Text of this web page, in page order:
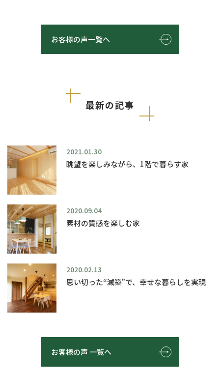
お客様の声一覧へ
最新の記事
2021.01.30
眺望を楽しみながら、1階で暮らす家
2020.09.04
素材の質感を楽しむ家
2020.02.13
思い切った“減築”で、幸せな暮らしを実現
お客様の声 一覧へ